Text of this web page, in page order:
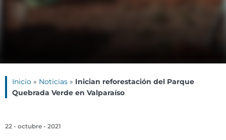
Inicio » Noticias » Inician reforestación del Parque
Quebrada Verde en Valparaíso
22 - octubre - 2021